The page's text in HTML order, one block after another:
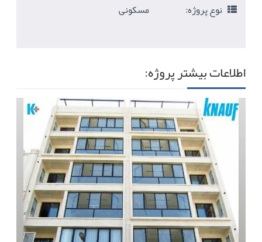
نوع پروژه:
مسکونی
اطلاعات بیشتر پروژه: